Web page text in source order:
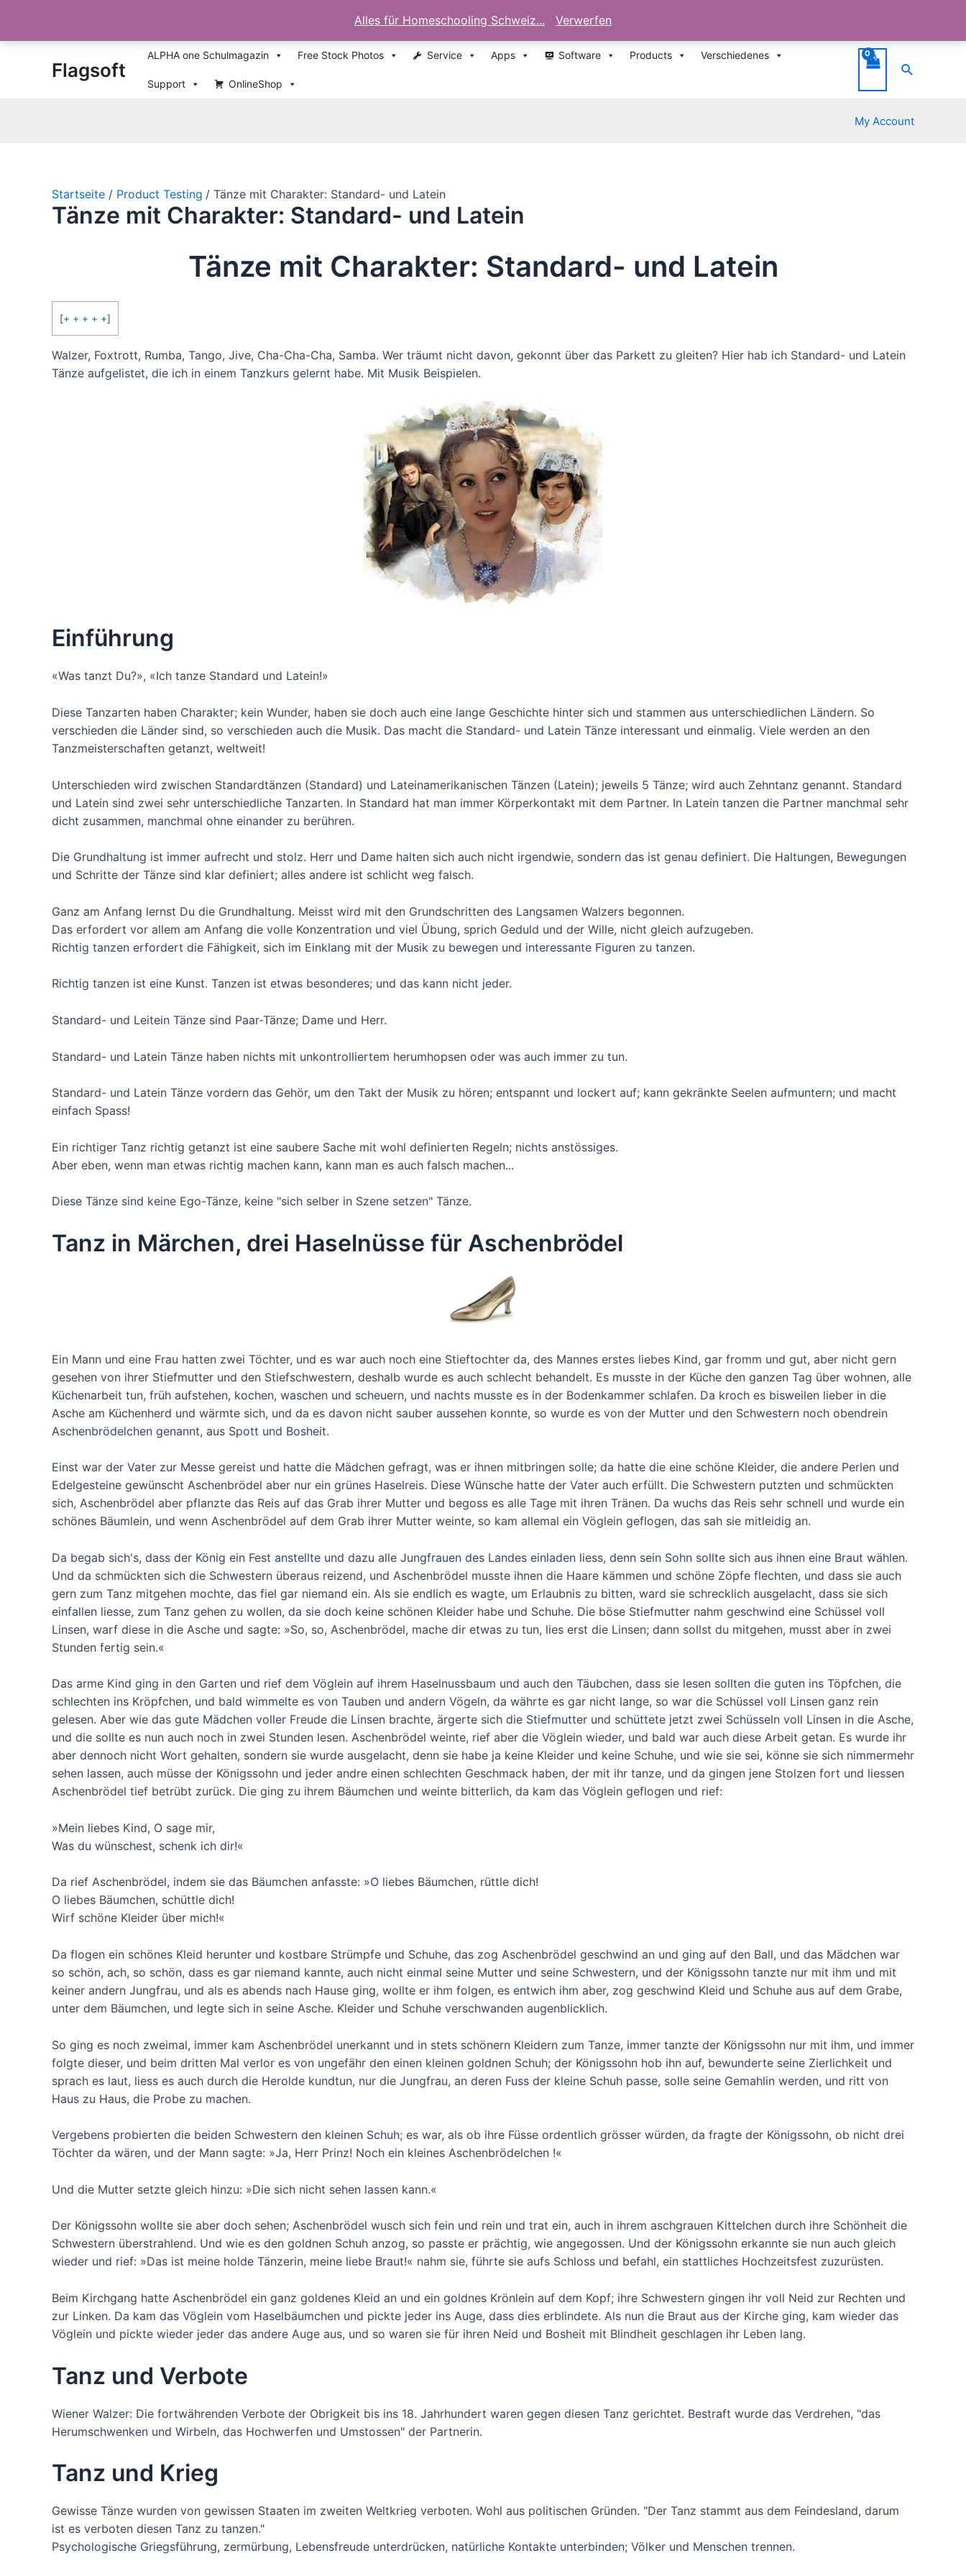
Alles für Homeschooling Schweiz...
Verwerfen
Flagsoft
ALPHA one Schulmagazin Free Stock Photos Service Apps Software Products Verschiedenes
Support OnlineShop
Suche
My Account
Startseite Product Testing Tänze mit Charakter: Standard- und Latein
Tänze mit Charakter: Standard- und Latein
Tänze mit Charakter: Standard- und Latein
[+ + + + +]
Walzer, Foxtrott, Rumba, Tango, Jive, Cha-Cha-Cha, Samba. Wer träumt nicht davon, gekonnt über das Parkett zu gleiten? Hier hab ich Standard- und Latein
Tänze aufgelistet, die ich in einem Tanzkurs gelernt habe. Mit Musik Beispielen.
Einführung
«Was tanzt Du?», «Ich tanze Standard und Latein!»
Diese Tanzarten haben Charakter; kein Wunder, haben sie doch auch eine lange Geschichte hinter sich und stammen aus unterschiedlichen Ländern. So
verschieden die Länder sind, so verschieden auch die Musik. Das macht die Standard- und Latein Tänze interessant und einmalig. Viele werden an den
Tanzmeisterschaften getanzt, weltweit!
Unterschieden wird zwischen Standardtänzen (Standard) und Lateinamerikanischen Tänzen (Latein); jeweils 5 Tänze; wird auch Zehntanz genannt. Standard
und Latein sind zwei sehr unterschiedliche Tanzarten. In Standard hat man immer Körperkontakt mit dem Partner. In Latein tanzen die Partner manchmal sehr
dicht zusammen, manchmal ohne einander zu berühren.
Die Grundhaltung ist immer aufrecht und stolz. Herr und Dame halten sich auch nicht irgendwie, sondern das ist genau definiert. Die Haltungen, Bewegungen
und Schritte der Tänze sind klar definiert; alles andere ist schlicht weg falsch.
Ganz am Anfang lernst Du die Grundhaltung. Meisst wird mit den Grundschritten des Langsamen Walzers begonnen.
Das erfordert vor allem am Anfang die volle Konzentration und viel Übung, sprich Geduld und der Wille, nicht gleich aufzugeben.
Richtig tanzen erfordert die Fähigkeit, sich im Einklang mit der Musik zu bewegen und interessante Figuren zu tanzen.
Richtig tanzen ist eine Kunst. Tanzen ist etwas besonderes; und das kann nicht jeder.
Standard- und Leitein Tänze sind Paar-Tänze; Dame und Herr.
Standard- und Latein Tänze haben nichts mit unkontrolliertem herumhopsen oder was auch immer zu tun.
Standard- und Latein Tänze vordern das Gehör, um den Takt der Musik zu hören; entspannt und lockert auf; kann gekränkte Seelen aufmuntern; und macht
einfach Spass!
Ein richtiger Tanz richtig getanzt ist eine saubere Sache mit wohl definierten Regeln; nichts anstössiges.
Aber eben, wenn man etwas richtig machen kann, kann man es auch falsch machen...
Diese Tänze sind keine Ego-Tänze, keine "sich selber in Szene setzen" Tänze.
Tanz in Märchen, drei Haselnüsse für Aschenbrödel
Ein Mann und eine Frau hatten zwei Töchter, und es war auch noch eine Stieftochter da, des Mannes erstes liebes Kind, gar fromm und gut, aber nicht gern
gesehen von ihrer Stiefmutter und den Stiefschwestern, deshalb wurde es auch schlecht behandelt. Es musste in der Küche den ganzen Tag über wohnen, alle
Küchenarbeit tun, früh aufstehen, kochen, waschen und scheuern, und nachts musste es in der Bodenkammer schlafen. Da kroch es bisweilen lieber in die
Asche am Küchenherd und wärmte sich, und da es davon nicht sauber aussehen konnte, so wurde es von der Mutter und den Schwestern noch obendrein
Aschenbrödelchen genannt, aus Spott und Bosheit.
Einst war der Vater zur Messe gereist und hatte die Mädchen gefragt, was er ihnen mitbringen solle; da hatte die eine schöne Kleider, die andere Perlen und
Edelgesteine gewünscht Aschenbrödel aber nur ein grünes Haselreis. Diese Wünsche hatte der Vater auch erfüllt. Die Schwestern putzten und schmückten
sich, Aschenbrödel aber pflanzte das Reis auf das Grab ihrer Mutter und begoss es alle Tage mit ihren Tränen. Da wuchs das Reis sehr schnell und wurde ein
schönes Bäumlein, und wenn Aschenbrödel auf dem Grab ihrer Mutter weinte, so kam allemal ein Vöglein geflogen, das sah sie mitleidig an.
Da begab sich's, dass der König ein Fest anstellte und dazu alle Jungfrauen des Landes einladen liess, denn sein Sohn sollte sich aus ihnen eine Braut wählen.
Und da schmückten sich die Schwestern überaus reizend, und Aschenbrödel musste ihnen die Haare kämmen und schöne Zöpfe flechten, und dass sie auch
gern zum Tanz mitgehen mochte, das fiel gar niemand ein. Als sie endlich es wagte, um Erlaubnis zu bitten, ward sie schrecklich ausgelacht, dass sie sich
einfallen liesse, zum Tanz gehen zu wollen, da sie doch keine schönen Kleider habe und Schuhe. Die böse Stiefmutter nahm geschwind eine Schüssel voll
Linsen, warf diese in die Asche und sagte: »So, so, Aschenbrödel, mache dir etwas zu tun, lies erst die Linsen; dann sollst du mitgehen, musst aber in zwei
Stunden fertig sein.«
Das arme Kind ging in den Garten und rief dem Vöglein auf ihrem Haselnussbaum und auch den Täubchen, dass sie lesen sollten die guten ins Töpfchen, die
schlechten ins Kröpfchen, und bald wimmelte es von Tauben und andern Vögeln, da währte es gar nicht lange, so war die Schüssel voll Linsen ganz rein
gelesen. Aber wie das gute Mädchen voller Freude die Linsen brachte, ärgerte sich die Stiefmutter und schüttete jetzt zwei Schüsseln voll Linsen in die Asche,
und die sollte es nun auch noch in zwei Stunden lesen. Aschenbrödel weinte, rief aber die Vöglein wieder, und bald war auch diese Arbeit getan. Es wurde ihr
aber dennoch nicht Wort gehalten, sondern sie wurde ausgelacht, denn sie habe ja keine Kleider und keine Schuhe, und wie sie sei, könne sie sich nimmermehr
sehen lassen, auch müsse der Königssohn und jeder andre einen schlechten Geschmack haben, der mit ihr tanze, und da gingen jene Stolzen fort und liessen
Aschenbrödel tief betrübt zurück. Die ging zu ihrem Bäumchen und weinte bitterlich, da kam das Vöglein geflogen und rief:
»Mein liebes Kind, O sage mir,
Was du wünschest, schenk ich dir!«
Da rief Aschenbrödel, indem sie das Bäumchen anfasste: »O liebes Bäumchen, rüttle dich!
O liebes Bäumchen, schüttle dich!
Wirf schöne Kleider über mich!«
Da flogen ein schönes Kleid herunter und kostbare Strümpfe und Schuhe, das zog Aschenbrödel geschwind an und ging auf den Ball, und das Mädchen war
so schön, ach, so schön, dass es gar niemand kannte, auch nicht einmal seine Mutter und seine Schwestern, und der Königssohn tanzte nur mit ihm und mit
keiner andern Jungfrau, und als es abends nach Hause ging, wollte er ihm folgen, es entwich ihm aber, zog geschwind Kleid und Schuhe aus auf dem Grabe,
unter dem Bäumchen, und legte sich in seine Asche. Kleider und Schuhe verschwanden augenblicklich.
So ging es noch zweimal, immer kam Aschenbrödel unerkannt und in stets schönern Kleidern zum Tanze, immer tanzte der Königssohn nur mit ihm, und immer
folgte dieser, und beim dritten Mal verlor es von ungefähr den einen kleinen goldnen Schuh; der Königssohn hob ihn auf, bewunderte seine Zierlichkeit und
sprach es laut, liess es auch durch die Herolde kundtun, nur die Jungfrau, an deren Fuss der kleine Schuh passe, solle seine Gemahlin werden, und ritt von
Haus zu Haus, die Probe zu machen.
Vergebens probierten die beiden Schwestern den kleinen Schuh; es war, als ob ihre Füsse ordentlich grösser würden, da fragte der Königssohn, ob nicht drei
Töchter da wären, und der Mann sagte: »Ja, Herr Prinz! Noch ein kleines Aschenbrödelchen !«
Und die Mutter setzte gleich hinzu: »Die sich nicht sehen lassen kann.«
Der Königssohn wollte sie aber doch sehen; Aschenbrödel wusch sich fein und rein und trat ein, auch in ihrem aschgrauen Kittelchen durch ihre Schönheit die
Schwestern überstrahlend. Und wie es den goldnen Schuh anzog, so passte er prächtig, wie angegossen. Und der Königssohn erkannte sie nun auch gleich
wieder und rief: »Das ist meine holde Tänzerin, meine liebe Braut!« nahm sie, führte sie aufs Schloss und befahl, ein stattliches Hochzeitsfest zuzurüsten.
Beim Kirchgang hatte Aschenbrödel ein ganz goldenes Kleid an und ein goldnes Krönlein auf dem Kopf; ihre Schwestern gingen ihr voll Neid zur Rechten und
zur Linken. Da kam das Vöglein vom Haselbäumchen und pickte jeder ins Auge, dass dies erblindete. Als nun die Braut aus der Kirche ging, kam wieder das
Vöglein und pickte wieder jeder das andere Auge aus, und so waren sie für ihren Neid und Bosheit mit Blindheit geschlagen ihr Leben lang.
Tanz und Verbote
Wiener Walzer: Die fortwährenden Verbote der Obrigkeit bis ins 18. Jahrhundert waren gegen diesen Tanz gerichtet. Bestraft wurde das Verdrehen, "das
Herumschwenken und Wirbeln, das Hochwerfen und Umstossen" der Partnerin.
Tanz und Krieg
Gewisse Tänze wurden von gewissen Staaten im zweiten Weltkrieg verboten. Wohl aus politischen Gründen. "Der Tanz stammt aus dem Feindesland, darum
ist es verboten diesen Tanz zu tanzen."
Psychologische Griegsführung, zermürbung, Lebensfreude unterdrücken, natürliche Kontakte unterbinden; Völker und Menschen trennen.